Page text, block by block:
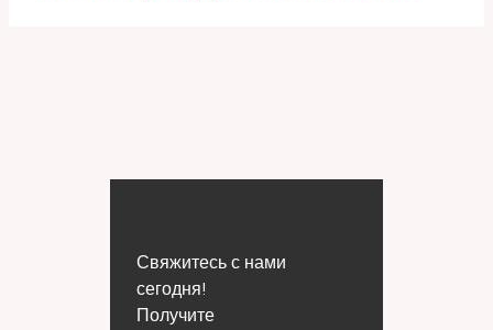
Свяжитесь с нами
сегодня!
Получите